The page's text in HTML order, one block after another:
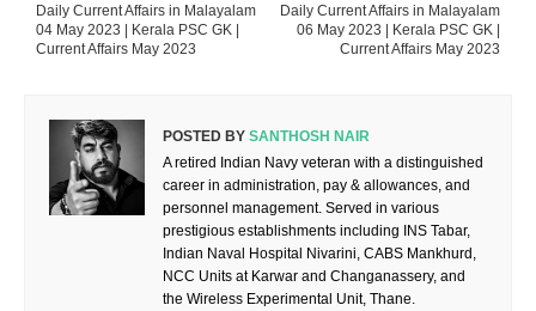
Daily Current Affairs in Malayalam
06 May 2023 | Kerala PSC GK |
Current Affairs May 2023
Daily Current Affairs in Malayalam
04 May 2023 | Kerala PSC GK |
Current Affairs May 2023
POSTED BY SANTHOSH NAIR
A retired Indian Navy veteran with a distinguished
career in administration, pay & allowances, and
personnel management. Served in various
prestigious establishments including INS Tabar,
Indian Naval Hospital Nivarini, CABS Mankhurd,
NCC Units at Karwar and Changanassery, and
the Wireless Experimental Unit, Thane.